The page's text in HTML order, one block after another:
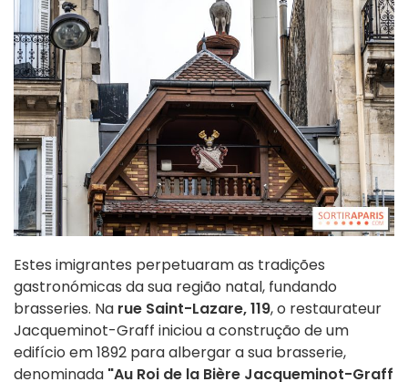
Estes imigrantes perpetuaram as tradições
gastronómicas da sua região natal, fundando
brasseries. Na rue Saint-Lazare, 119, o restaurateur
Jacqueminot-Graff iniciou a construção de um
edifício em 1892 para albergar a sua brasserie,
denominada "Au Roi de la Bière Jacqueminot-Graff